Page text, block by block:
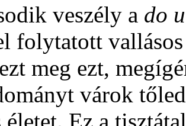
veszély a do
folytatott
meg ezt,
várok